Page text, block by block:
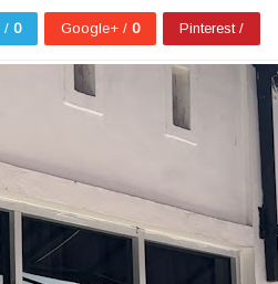
/ 0 Google+ / 0 Pinterest /